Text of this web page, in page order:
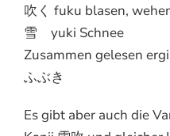
吹く fuku blasen,
雪 yuki Schnee
Zusammen gelesen
ふぶき
Es gibt aber auch die